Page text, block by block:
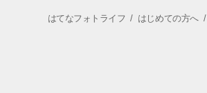
はてなフォトライフ / はじめての方へ/